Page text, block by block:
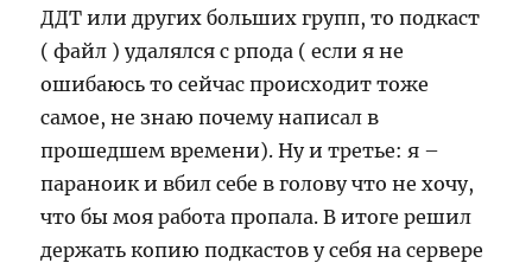
ДДТ или других больших групп, то подкаст
( файл ) удалялся с рпода ( если я не
ошибаюсь то сейчас происходит тоже
самое, не знаю почему написал в
прошедшем времени). Ну и третье: я –
параноик и вбил себе в голову что не хочу,
что бы моя работа пропала. В итоге решил
держать копию подкастов у себя на сервере